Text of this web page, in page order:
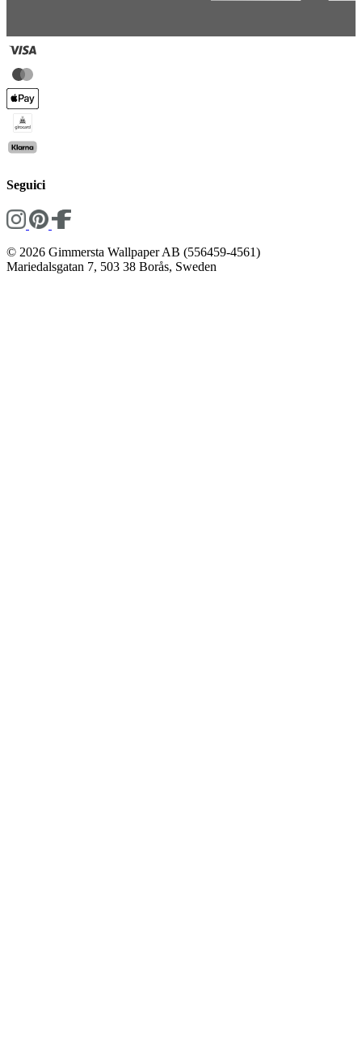
Seguici
© 2026 Gimmersta Wallpaper AB (556459-4561)
Mariedalsgatan 7, 503 38 Borås, Sweden